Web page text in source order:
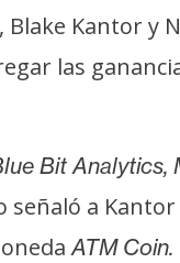
Kantor y
las
Bit Analytics,
a
ATM Coin.